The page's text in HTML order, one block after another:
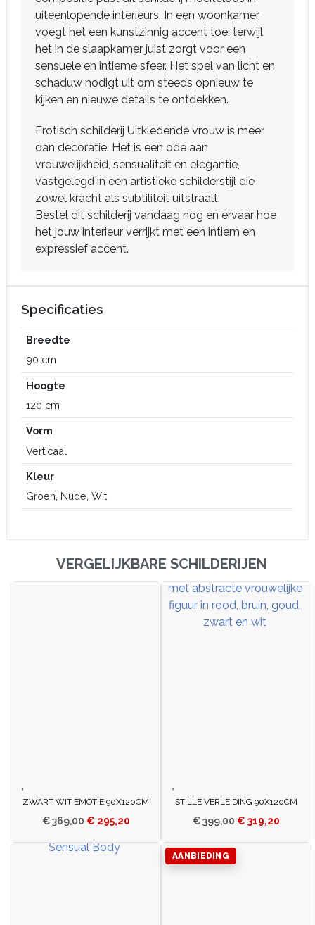
uiteenlopende interieurs. In een woonkamer
voegt het een kunstzinnig accent toe, terwijl
het in de slaapkamer juist zorgt voor een
sensuele en intieme sfeer. Het spel van licht en
schaduw nodigt uit om steeds opnieuw te
kijken en nieuwe details te ontdekken.
Erotisch schilderij Uitkledende vrouw is meer
dan decoratie. Het is een ode aan
vrouwelijkheid, sensualiteit en elegantie,
vastgelegd in een artistieke schilderstijl die
zowel kracht als subtiliteit uitstraalt.
Bestel dit schilderij vandaag nog en ervaar hoe
het jouw interieur verrijkt met een intiem en
expressief accent.
Specificaties
Breedte
90 cm
Hoogte
120 cm
Vorm
Verticaal
Kleur
Groen, Nude, Wit
VERGELIJKBARE SCHILDERIJEN
ZWART WIT EMOTIE 90X120CM
€369,00 € 295,20
STILLE VERLEIDING 90X120CM
€399,00 € 319,20
AANBIEDING